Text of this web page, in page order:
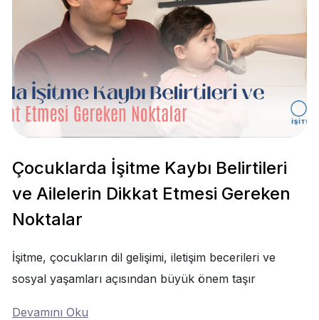
Çocuklarda İşitme Kaybı Belirtileri
ve Ailelerin Dikkat Etmesi Gereken
Noktalar
İşitme, çocukların dil gelişimi, iletişim becerileri ve
sosyal yaşamları açısından büyük önem taşır
Devamını Oku